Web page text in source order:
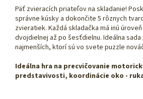
Päť zvieracích priateľov na skladanie!
správne kúsky a dokončite 5 rôznych
zvieratiek. Každá skladačka má inú
dvojdielnej až po šesťdielnu. Ideálna
najmenších, ktorí sú vo svete puzzle
Ideálna hra na precvičovanie
predstavivosti, koordinácie oko -